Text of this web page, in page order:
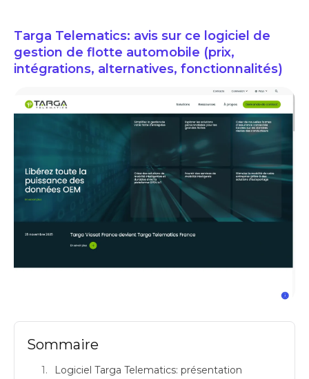
Targa Telematics: avis sur ce logiciel de
gestion de flotte automobile (prix,
intégrations, alternatives, fonctionnalités)
Sommaire
Logiciel Targa Telematics: présentation